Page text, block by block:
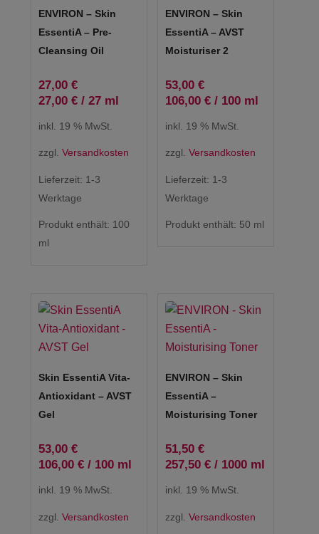
ENVIRON – Skin
EssentiA – Pre-
Cleansing Oil
27,00 €
27,00 €/ 27 ml
inkl. 19 % MwSt.
zzgl. Versandkosten
Lieferzeit: 1-3
Werktage
Produkt enthält: 100
ml
ENVIRON – Skin
EssentiA – AVST
Moisturiser 2
53,00 €
106,00 €/ 100 ml
inkl. 19 % MwSt.
zzgl. Versandkosten
Lieferzeit: 1-3
Werktage
Produkt enthält: 50 ml
Skin EssentiA Vita-
Antioxidant – AVST
Gel
53,00 €
106,00 €/ 100 ml
inkl. 19 % MwSt.
zzgl. Versandkosten
ENVIRON – Skin
EssentiA –
Moisturising Toner
51,50 €
257,50 €/ 1000 ml
inkl. 19 % MwSt.
zzgl. Versandkosten